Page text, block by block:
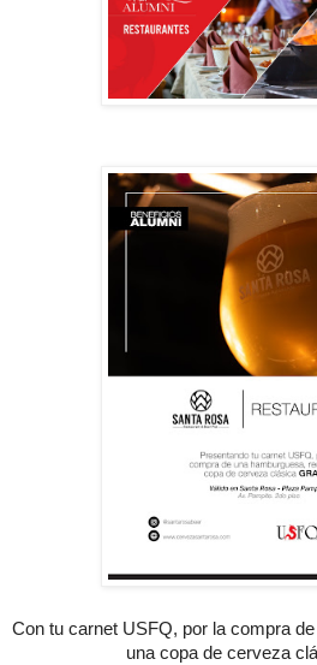
Con tu carnet USFQ, por la compra
una copa de cerveza